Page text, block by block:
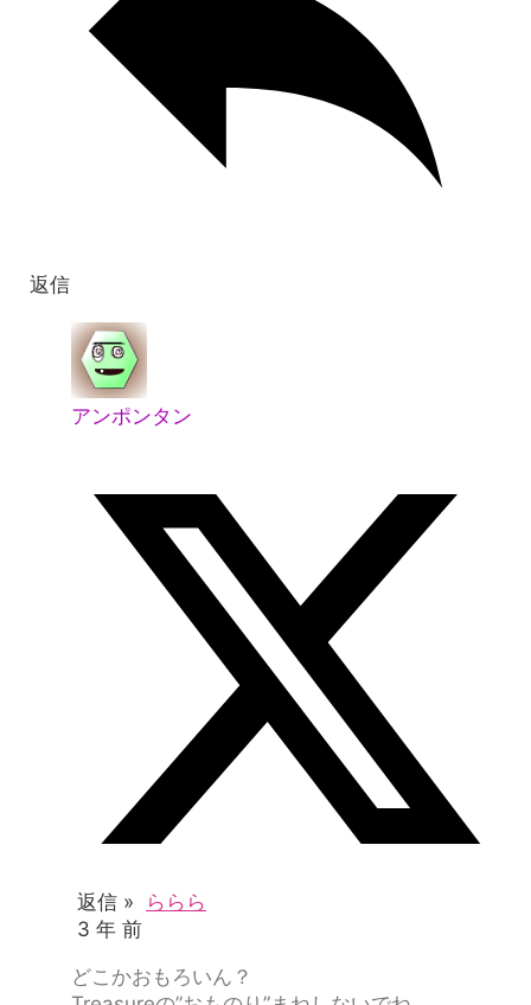
返信
アンポンタン
返信 »
ららら
3 年 前
どこかおもろいん？